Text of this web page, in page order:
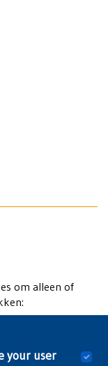
om alleen of
deLiving Campus
your user